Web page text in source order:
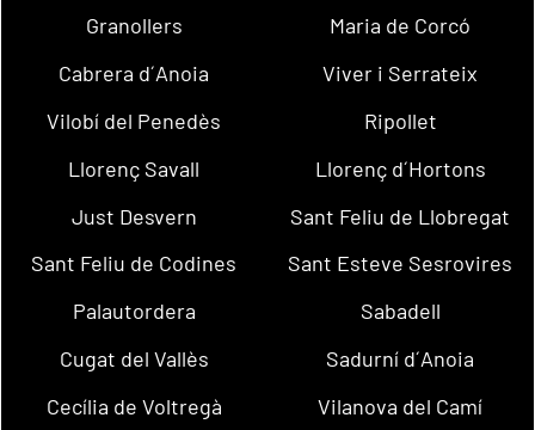
Granollers
Maria de Corcó
Cabrera d´Anoia
Viver i Serrateix
Vilobí del Penedès
Ripollet
Llorenç Savall
Llorenç d´Hortons
Just Desvern
Sant Feliu de Llobregat
Sant Feliu de Codines
Sant Esteve Sesrovires
Palautordera
Sabadell
Cugat del Vallès
Sadurní d´Anoia
Cecília de Voltregà
Vilanova del Camí